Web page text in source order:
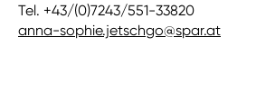
Tel. +43/(0)7243/551-33820
anna-sophie.jetschgo@spar.at